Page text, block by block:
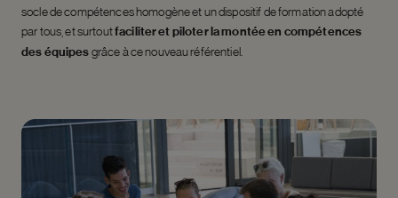
socle de compétences homogène et un dispositif de formation adopté
par tous, et surtoutfaciliter et piloter la montée en compétences
des équipesgrâce à ce nouveau référentiel.